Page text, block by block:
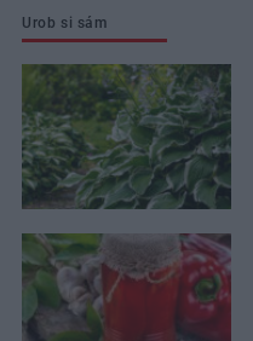
Urob si sám